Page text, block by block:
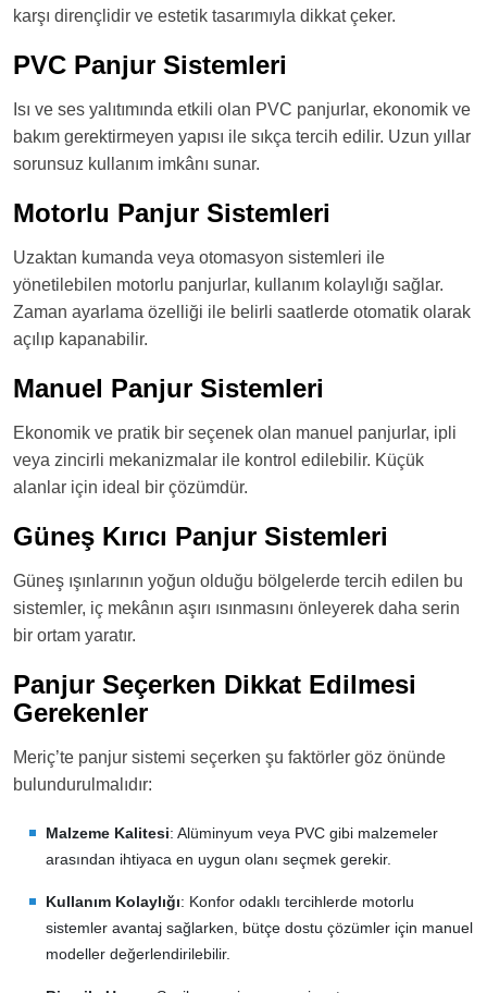
karşı dirençlidir ve estetik tasarımıyla dikkat çeker.
PVC Panjur Sistemleri
Isı ve ses yalıtımında etkili olan PVC panjurlar, ekonomik ve
bakım gerektirmeyen yapısı ile sıkça tercih edilir. Uzun yıllar
sorunsuz kullanım imkânı sunar.
Motorlu Panjur Sistemleri
Uzaktan kumanda veya otomasyon sistemleri ile
yönetilebilen motorlu panjurlar, kullanım kolaylığı sağlar.
Zaman ayarlama özelliği ile belirli saatlerde otomatik olarak
açılıp kapanabilir.
Manuel Panjur Sistemleri
Ekonomik ve pratik bir seçenek olan manuel panjurlar, ipli
veya zincirli mekanizmalar ile kontrol edilebilir. Küçük
alanlar için ideal bir çözümdür.
Güneş Kırıcı Panjur Sistemleri
Güneş ışınlarının yoğun olduğu bölgelerde tercih edilen bu
sistemler, iç mekânın aşırı ısınmasını önleyerek daha serin
bir ortam yaratır.
Panjur Seçerken Dikkat Edilmesi
Gerekenler
Meriç’te panjur sistemi seçerken şu faktörler göz önünde
bulundurulmalıdır:
Malzeme Kalitesi: Alüminyum veya PVC gibi malzemeler
arasından ihtiyaca en uygun olanı seçmek gerekir.
Kullanım Kolaylığı: Konfor odaklı tercihlerde motorlu
sistemler avantaj sağlarken, bütçe dostu çözümler için manuel
modeller değerlendirilebilir.